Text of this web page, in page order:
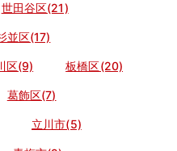
世田谷区(21)
並区(17)
区(9) 板橋区(20)
葛飾区(7)
立川市(5)